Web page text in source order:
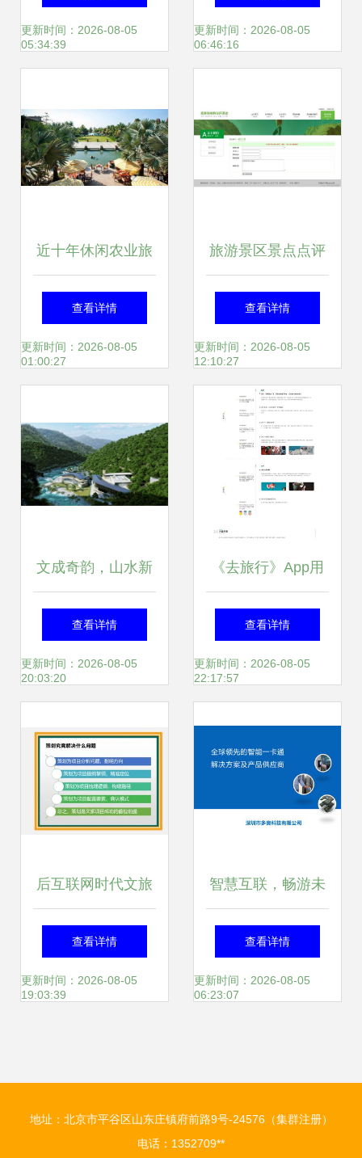
程咨询与旅游开发
业指南
更新时间：2026-08-05
05:34:39
独立房建设工程设
示
更新时间：2026-08-05
06:46:16
近十年休闲农业旅
游实战项目梳理与
经典策划全解析
查看详情
更新时间：2026-08-05
01:00:27
旅游景区景点点评
系统 毕业设计作
品、开题报告与策
划咨询
查看详情
更新时间：2026-08-05
12:10:27
文成奇韵，山水新
生——浙江文成县
文化旅游项目开发
查看详情
更新时间：2026-08-05
20:03:20
《去旅行》App用
户体验策略分析与
旅游开发项目策划
查看详情
更新时间：2026-08-05
22:17:57
后互联网时代文旅
项目的突围与产品
创新——哈密文旅
查看详情
更新时间：2026-08-05
19:03:39
智慧互联，畅游未
来 深圳多奥以智能
一卡通为核心，赋
查看详情
更新时间：2026-08-05
06:23:07
地址：北京市平谷区山东庄镇府前路9号-24576（集群注册）
电话：1352709**